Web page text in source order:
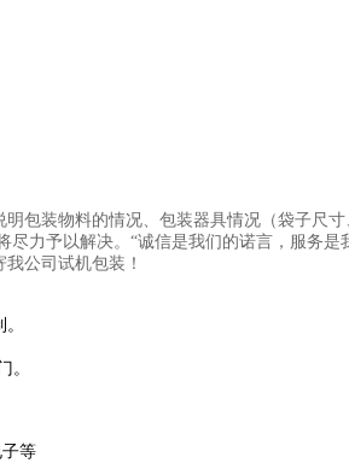
包装物料的情况、包装器具情况（袋子尺
力予以解决。“诚信是我们的诺言，服务是
公司试机包装！
。
等